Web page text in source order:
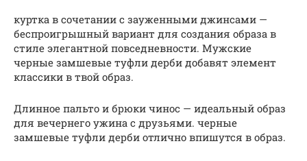
куртка в сочетании с зауженными джинсами —
беспроигрышный вариант для создания образа в
стиле элегантной повседневности. Мужские
черные замшевые туфли дерби добавят элемент
классики в твой образ.
Длинное пальто и брюки чинос — идеальный образ
для вечернего ужина с друзьями. черные
замшевые туфли дерби отлично впишутся в образ.